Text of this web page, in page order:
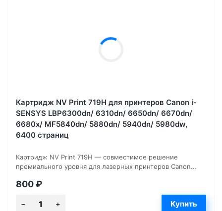
Картридж NV Print 719H для принтеров Canon i-
SENSYS LBP6300dn/ 6310dn/ 6650dn/ 6670dn/
6680x/ MF5840dn/ 5880dn/ 5940dn/ 5980dw,
6400 страниц
Картридж NV Print 719H — совместимое решение
премиального уровня для лазерных принтеров Canon...
800₽